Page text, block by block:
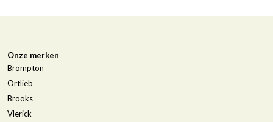
Onze merken
Brompton
Ortlieb
Brooks
Vlerick